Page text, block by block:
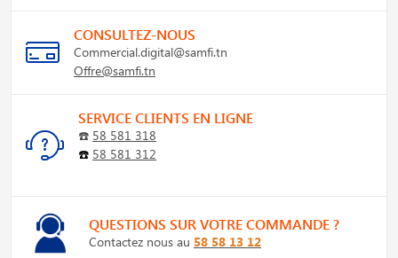
CONSULTEZ-NOUS
Commercial.digital@samfi.tn
Offre@samfi.tn
SERVICE CLIENTS EN LIGNE
☎️ 58 581 318
☎️ 58 581 312
QUESTIONS SUR VOTRE COMMANDE ?
Contactez nous au 58 58 13 12